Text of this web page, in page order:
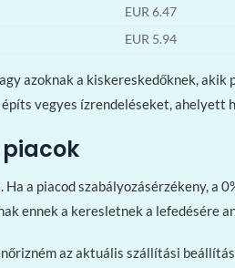
EUR 6.47
EUR 5.94
azoknak a kiskereskedőknek,
vegyes ízrendeléseket, ahelyett
a piacod szabályozásérzékeny, a
ennek a keresletnek a lefedésére
az aktuális szállítási